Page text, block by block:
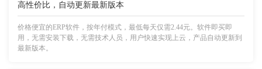
高性价比，自动更新最新版本
价格便宜的ERP软件，按年付模式，最低每天仅需2.44元。软件即买即
用，无需安装下载，无需技术人员，用户快速实现上云，产品自动更新到
最新版本。